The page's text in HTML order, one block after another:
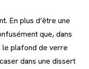
En plus d’être une
que, dans
le plafond de verre
dans une dissert